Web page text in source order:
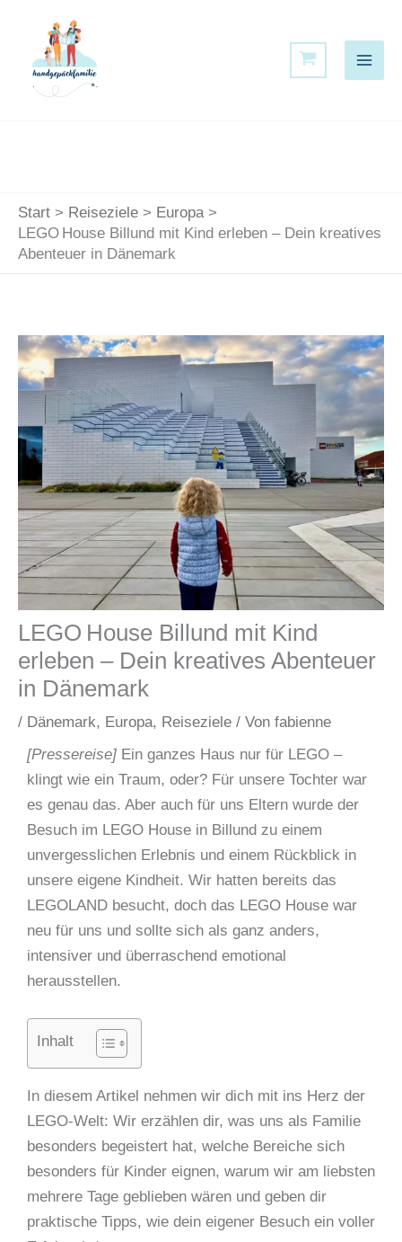
springen
Start Reiseziele
Europa
LEGO House Billund mit Kind erleben – Dein kreatives
Abenteuer in Dänemark
LEGO House Billund mit Kind
erleben – Dein kreatives Abenteuer
in Dänemark
/ Dänemark, Europa, Reiseziele / Von fabienne
[Pressereise] Ein ganzes Haus nur für LEGO –
klingt wie ein Traum, oder? Für unsere Tochter war
es genau das. Aber auch für uns Eltern wurde der
Besuch im LEGO House in Billund zu einem
unvergesslichen Erlebnis und einem Rückblick in
unsere eigene Kindheit. Wir hatten bereits das
LEGOLAND besucht, doch das LEGO House war
neu für uns und sollte sich als ganz anders,
intensiver und überraschend emotional
herausstellen.
Inhalt
In diesem Artikel nehmen wir dich mit ins Herz der
LEGO-Welt: Wir erzählen dir, was uns als Familie
besonders begeistert hat, welche Bereiche sich
besonders für Kinder eignen, warum wir am liebsten
mehrere Tage geblieben wären und geben dir
praktische Tipps, wie dein eigener Besuch ein voller